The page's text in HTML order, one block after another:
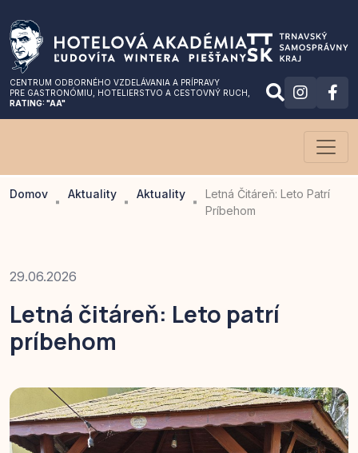
CENTRUM ODBORNÉHO VZDELÁVANIA A PRÍPRAVY
PRE GASTRONÓMIU , HOTELIERSTVO A CESTOVNÝ RUCH,
RATING: "AA"
Domov Aktuality Aktuality
Letná Čitáreň: Leto Patrí
Príbehom
29.06.2026
Letná čitáreň: Leto patrí
príbehom